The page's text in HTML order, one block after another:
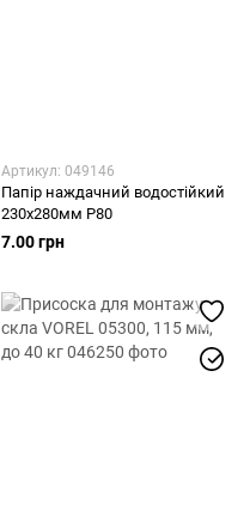
Артикул: 049146
Папір наждачний водостійкий
230х280мм Р80
7.00 грн